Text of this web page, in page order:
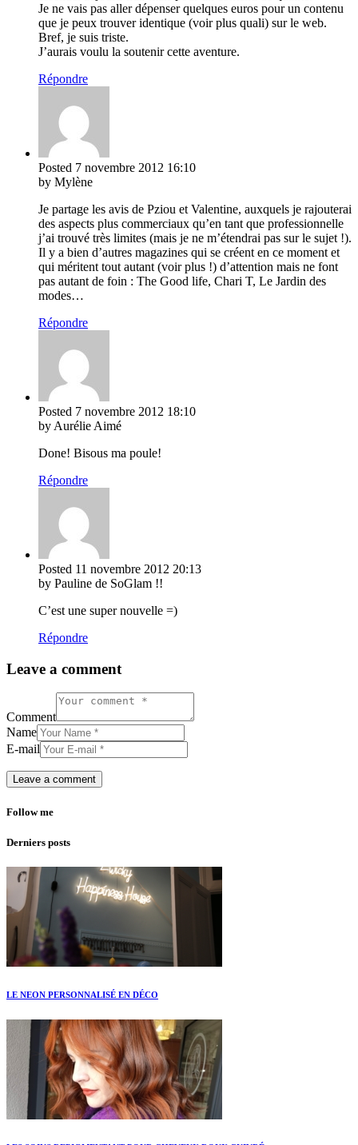
Je ne vais pas aller dépenser quelques euros pour un contenu
que je peux trouver identique (voir plus quali) sur le web.
Bref, je suis triste.
J’aurais voulu la soutenir cette aventure.
Répondre
Posted 7 novembre 2012 16:10
by Mylène
Je partage les avis de Pziou et Valentine, auxquels je rajouterai
des aspects plus commerciaux qu’en tant que professionnelle
j’ai trouvé très limites (mais je ne m’étendrai pas sur le sujet !).
Il y a bien d’autres magazines qui se créent en ce moment et
qui méritent tout autant (voir plus !) d’attention mais ne font
pas autant de foin : The Good life, Chari T, Le Jardin des
modes…
Répondre
Posted 7 novembre 2012 18:10
by Aurélie Aimé
Done! Bisous ma poule!
Répondre
Posted 11 novembre 2012 20:13
by Pauline de SoGlam !!
C’est une super nouvelle =)
Répondre
Leave a comment
Comment
Name
E-mail
Follow me
Derniers posts
LE NEON PERSONNALISÉ EN DÉCO